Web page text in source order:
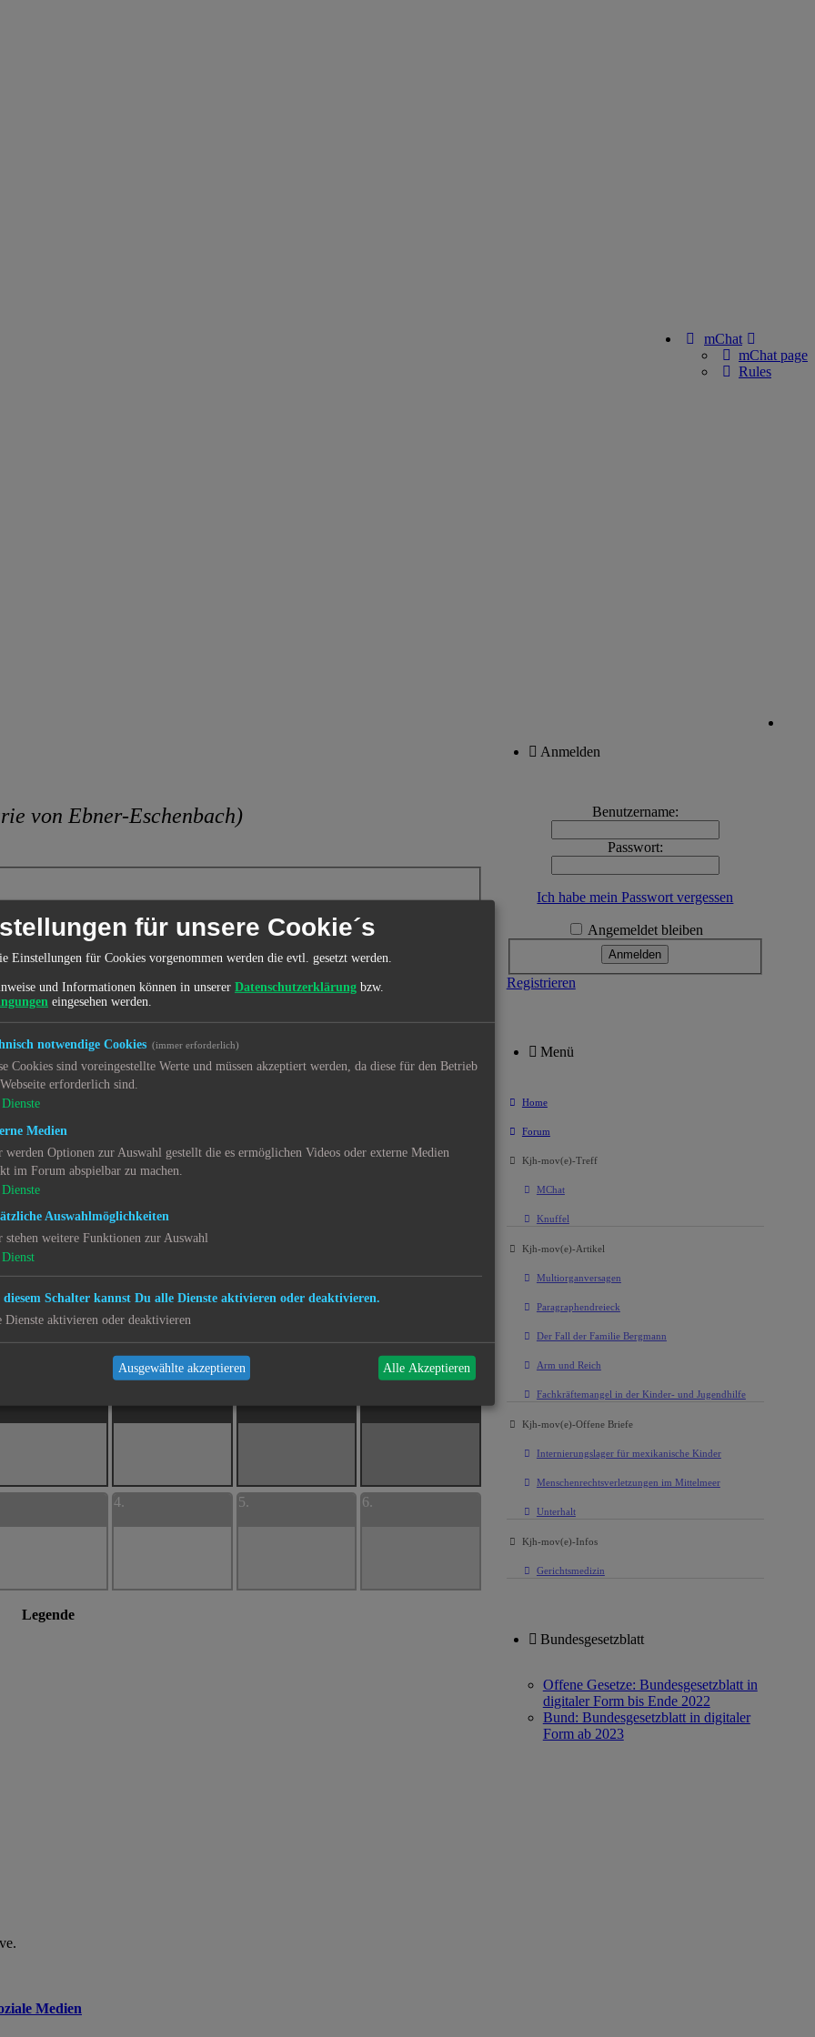
mChat
mChat page
Rules
von Ebner-Eschenbach)
>>
Donnerstag Freitag Samstag
1.
7.
21. 22. 23.
4. 5. 6.
Legende
Anmelden
Benutzername:
Passwort:
Ich habe mein Passwort vergessen
Angemeldet bleiben
Registrieren
Menü
Home
Forum
Kjh-mov(e)-Treff
MChat
Knuffel
Kjh-mov(e)-Artikel
Multiorganversagen
Paragraphendreieck
Der Fall der Familie Bergmann
Arm und Reich
Fachkräftemangel in der Kinder- und Jugendhilfe
Kjh-mov(e)-Offene Briefe
Internierungslager für mexikanische Kinder
Menschenrechtsverletzungen im Mittelmeer
Unterhalt
Kjh-mov(e)-Infos
Gerichtsmedizin
Bundesgesetzblatt
Offene Gesetze: Bundesgesetzblatt in
digitaler Form bis Ende 2022
Bund: Bundesgesetzblatt in digitaler
Form ab 2023
Medien
für unsere Cookie´s
Einstellungen für Cookies vorgenommen werden die evtl. gesetzt werden.
und Informationen können in unserer Datenschutzerklärung bzw.
eingesehen werden.
notwendige Cookies (immer erforderlich)
Cookies sind voreingestellte Werte und müssen akzeptiert werden, da diese für den Betrieb
erforderlich sind.
Dienste
Medien
werden Optionen zur Auswahl gestellt die es ermöglichen Videos oder externe Medien
im Forum abspielbar zu machen.
Dienste
Auswahlmöglichkeiten
stehen weitere Funktionen zur Auswahl
Dienst
Schalter kannst Du alle Dienste aktivieren oder deaktivieren.
Dienste aktivieren oder deaktivieren
Ausgewählte akzeptieren Alle Akzeptieren